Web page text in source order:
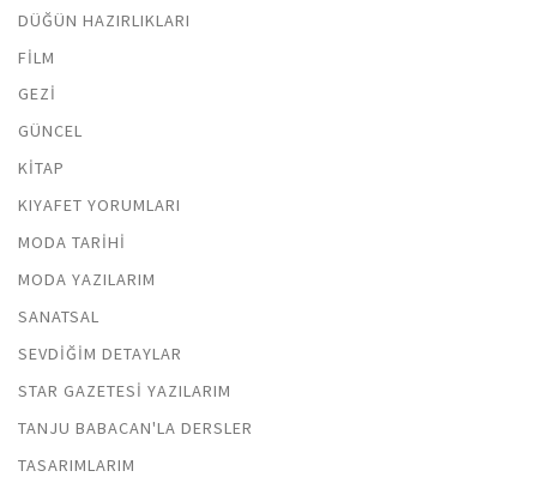
DÜĞÜN HAZIRLIKLARI
FILM
GEZI
GÜNCEL
KITAP
KIYAFET YORUMLARI
MODA TARIHI
MODA YAZILARIM
SANATSAL
SEVDIĞIM DETAYLAR
STAR GAZETESI YAZILARIM
TANJU BABACAN'LA DERSLER
TASARIMLARIM